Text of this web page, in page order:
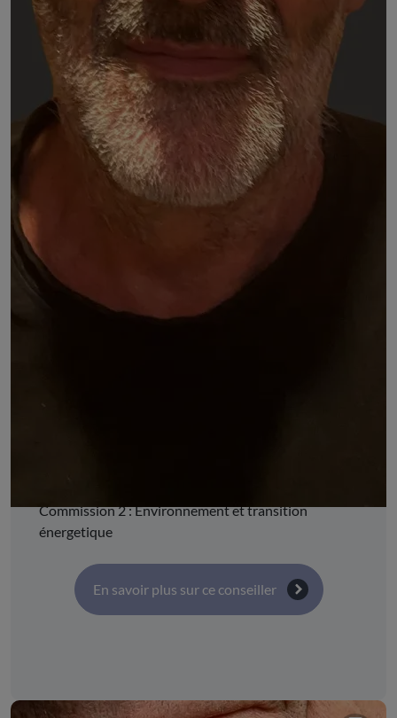
Membre du Comité régional de la Confédération
paysanne de Rhône-Alpes
Commission 2 : Environnement et transition
énergetique
En savoir plus sur ce conseiller